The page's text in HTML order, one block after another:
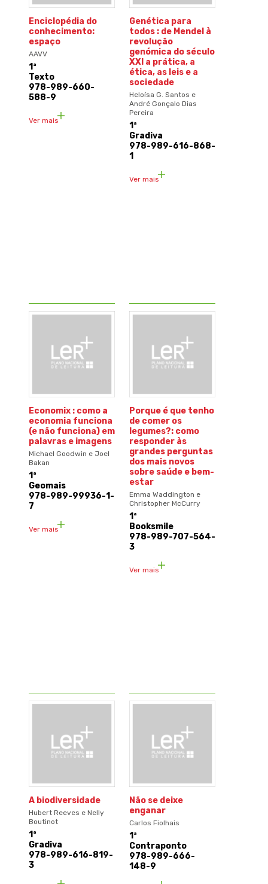
Enciclopédia do
conhecimento:
espaço
AAVV
1ª
Texto
978-989-660-
588-9
Ver mais
Genética para
todos : de Mendel à
revolução
genómica do século
XXI a prática, a
ética, as leis e a
sociedade
Heloísa G. Santos e
André Gonçalo Dias
Pereira
1ª
Gradiva
978-989-616-868-
1
Ver mais
Economix : como a
economia funciona
(e não funciona) em
palavras e imagens
Michael Goodwin e Joel
Bakan
1ª
Geomais
978-989-99936-1-
7
Ver mais
Porque é que tenho
de comer os
legumes?: como
responder às
grandes perguntas
dos mais novos
sobre saúde e bem-
estar
Emma Waddington e
Christopher McCurry
1ª
Booksmile
978-989-707-564-
3
Ver mais
A biodiversidade
Hubert Reeves e Nelly
Boutinot
1ª
Gradiva
978-989-616-819-
3
Não se deixe
enganar
Carlos Fiolhais
1ª
Contraponto
978-989-666-
148-9